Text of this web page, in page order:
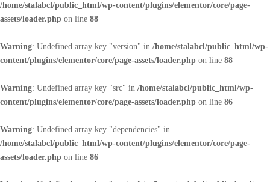
/home/stalabcl/public_html/wp-content/plugins/elementor/core/page-
assets/loader.php on line 88
Warning: Undefined array key "version" in /home/stalabcl/public_html/wp-
content/plugins/elementor/core/page-assets/loader.php on line 88
Warning: Undefined array key "src" in /home/stalabcl/public_html/wp-
content/plugins/elementor/core/page-assets/loader.php on line 86
Warning: Undefined array key "dependencies" in
/home/stalabcl/public_html/wp-content/plugins/elementor/core/page-
assets/loader.php on line 86